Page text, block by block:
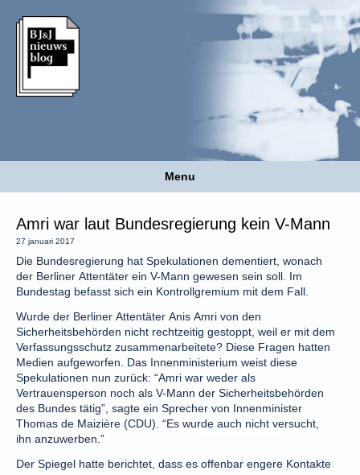
Menu
Amri war laut Bundesregierung kein V-Mann
27 januari 2017
Die Bundesregierung hat Spekulationen dementiert, wonach
der Berliner Attentäter ein V-Mann gewesen sein soll. Im
Bundestag befasst sich ein Kontrollgremium mit dem Fall.
Wurde der Berliner Attentäter Anis Amri von den
Sicherheitsbehörden nicht rechtzeitig gestoppt, weil er mit dem
Verfassungsschutz zusammenarbeitete? Diese Fragen hatten
Medien aufgeworfen. Das Innenministerium weist diese
Spekulationen nun zurück: “Amri war weder als
Vertrauensperson noch als V-Mann der Sicherheitsbehörden
des Bundes tätig”, sagte ein Sprecher von Innenminister
Thomas de Maizière (CDU). “Es wurde auch nicht versucht,
ihn anzuwerben.”
Der Spiegel hatte berichtet, dass es offenbar engere Kontakte